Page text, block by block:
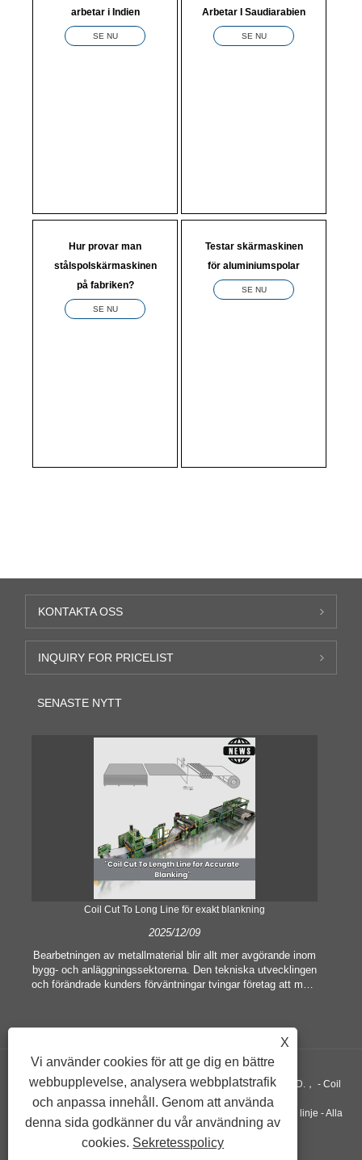
arbetar i Indien
SE NU
Arbetar I Saudiarabien
SE NU
Hur provar man
stålspolskärmaskinen
på fabriken?
SE NU
Testar skärmaskinen
för aluminiumspolar
SE NU
X
Vi använder cookies för att ge dig en bättre
webbupplevelse, analysera webbplatstrafik
och anpassa innehåll. Genom att använda
denna sida godkänner du vår användning av
cookies. Sekretesspolicy
KONTAKTA OSS
INQUIRY FOR PRICELIST
SENASTE NYTT
Coil Cut To Long Line för exakt blankning
2025/12/09
Bearbetningen av metallmaterial blir allt mer avgörande inom
bygg- och anläggningssektorerna. Den tekniska utvecklingen
och förändrade kunders förväntningar tvingar företag att möta
tillräckliga för att tillfredsställa behoven hos modern industri,
särskilt i strävan efter stor noggrannhet och effektivitet.
Därför har spolen skuren till längdlinjen uppstått som en
spolbearbetningsutrustning.
Upphovsrätt ©GUANGZHOU KINGREAL MACHINERY CO., LTD.， - Coil
Sliting Machine, Coil Cut To Längd Machine, Metall skär i längd linje - Alla
rättigheter reserverade